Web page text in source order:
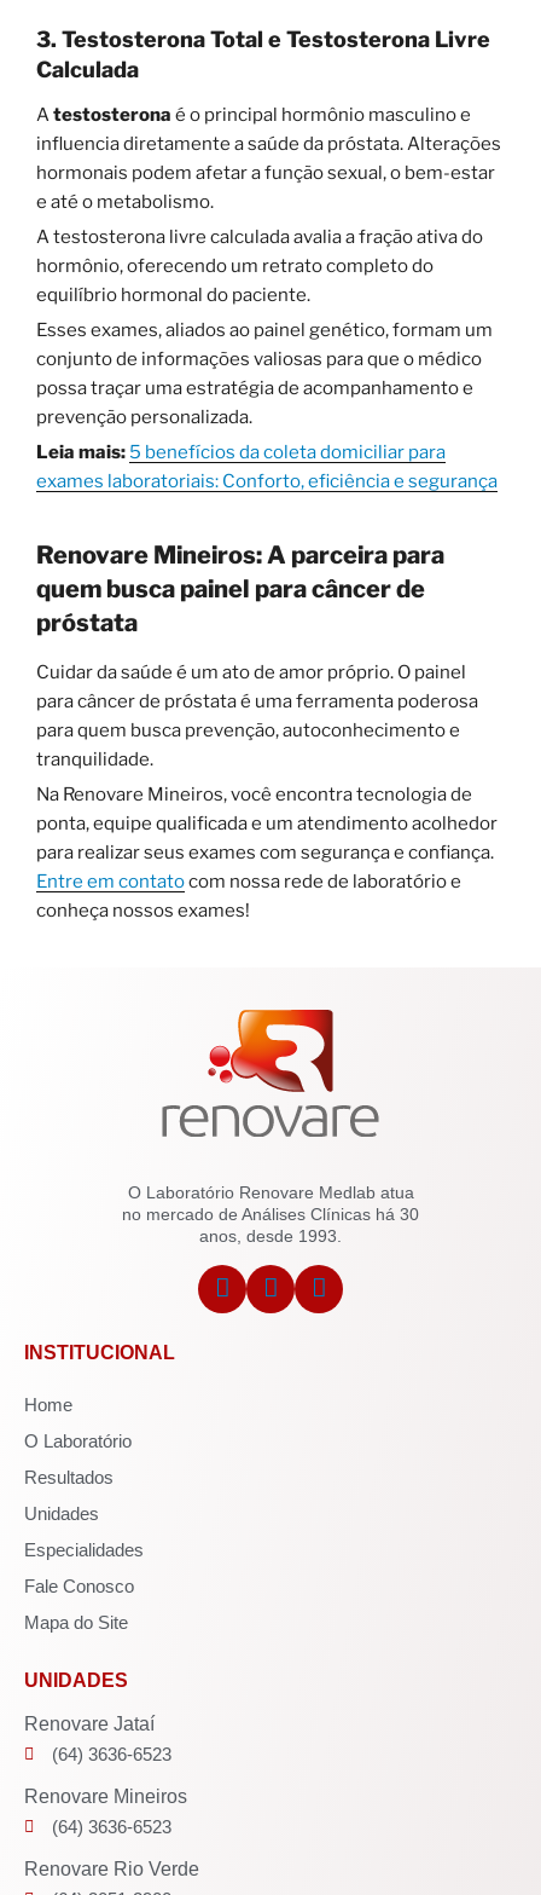
3. Testosterona Total e Testosterona Livre
Calculada
Atestosterona é o principal hormônio masculino e
influencia diretamente a saúde da próstata. Alterações
hormonais podem afetar a função sexual, o bem-estar
e até o metabolismo.
A testosterona livre calculada avalia a fração ativa do
hormônio, oferecendo um retrato completo do
equilíbrio hormonal do paciente.
Esses exames, aliados ao painel genético, formam um
conjunto de informações valiosas para que o médico
possa traçar uma estratégia de acompanhamento e
prevenção personalizada.
Leia mais: 5 benefícios da coleta domiciliar para
exames laboratoriais: Conforto, eficiência e segurança
Renovare Mineiros: A parceira para
quem busca painel para câncer de
próstata
Cuidar da saúde é um ato de amor próprio. O painel
para câncer de próstata é uma ferramenta poderosa
para quem busca prevenção, autoconhecimento e
tranquilidade.
Na Renovare Mineiros, você encontra tecnologia de
ponta, equipe qualificada e um atendimento acolhedor
para realizar seus exames com segurança e confiança.
Entre em contatocom nossa rede de laboratório e
conheça nossos exames!
O Laboratório Renovare Medlab atua
no mercado de Análises Clínicas há 30
anos, desde 1993.
INSTITUCIONAL
Home
O Laboratório
Resultados
Unidades
Especialidades
Fale Conosco
Mapa do Site
UNIDADES
Renovare Jataí
(64) 3636-6523
Renovare Mineiros
(64) 3636-6523
Renovare Rio Verde